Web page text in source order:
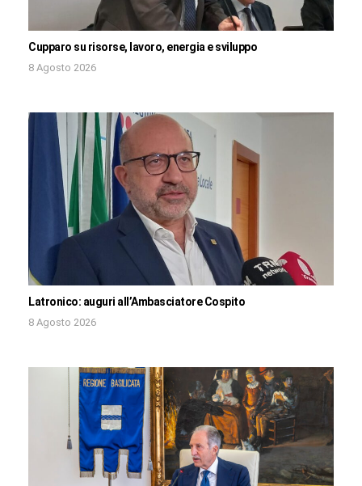
Cupparo su risorse, lavoro, energia e sviluppo
8 Agosto 2026
Latronico: auguri all’Ambasciatore Cospito
8 Agosto 2026